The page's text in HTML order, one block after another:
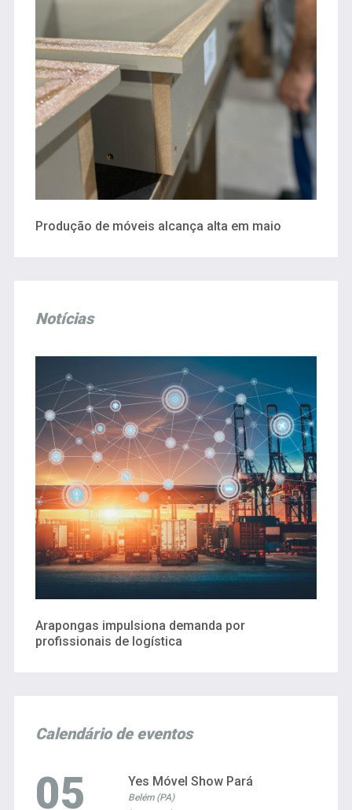
Produção de móveis alcança alta em maio
Notícias
Arapongas impulsiona demanda por
profissionais de logística
Calendário de eventos
05 Yes Móvel Show Pará
Belém (PA)